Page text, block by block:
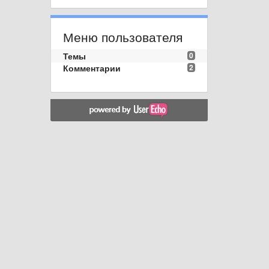
Меню пользователя
0
Темы
2
Комментарии